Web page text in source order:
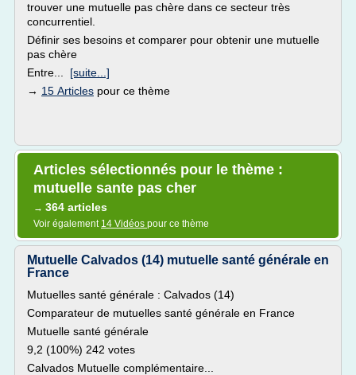
trouver une mutuelle pas chère dans ce secteur très
concurrentiel.
Définir ses besoins et comparer pour obtenir une mutuelle
pas chère
Entre... [suite...]
→ 15 Articles pour ce thème
Articles sélectionnés pour le thème :
mutuelle sante pas cher
→ 364 articles
Voir également 14 Vidéos pour ce thème
Mutuelle Calvados (14) mutuelle santé générale en
France
Mutuelles santé générale : Calvados (14)
Comparateur de mutuelles santé générale en France
Mutuelle santé générale
9,2 (100%) 242 votes
Calvados Mutuelle complémentaire...